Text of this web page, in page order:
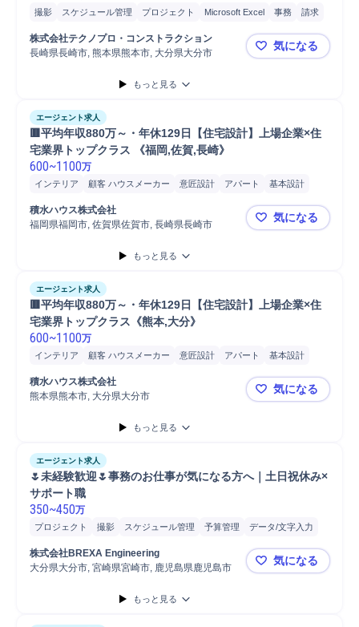
撮影 スケジュール管理 プロジェクト Microsoft Excel 事務
請求
発注
書類作成
株式会社テクノプロ・コンストラクション
長崎県長崎市, 熊本県熊本市, 大分県大分市
🌟未経験歓
気になる
もっと見る
エージェント求人
🟥平均年収880万～・年休129日【住宅設計】上場企業×住
宅業界トップクラス 《福岡,佐賀,長崎》
600~1100万
インテリア 顧客 ハウスメーカー 意匠設計 アパート
基本設計
実施設計
S造設計
アパート意匠設計
S造 戸建意匠設計
積水ハウス株式会社
福岡県福岡市, 佐賀県佐賀市, 長崎県長崎市
🟥平均年収
気になる
もっと見る
エージェント求人
🟥平均年収880万～・年休129日【住宅設計】上場企業×住
宅業界トップクラス《熊本,大分》
600~1100万
インテリア 顧客 ハウスメーカー 意匠設計 アパート
基本設計
実施設計
S造設計
アパート意匠設計
S造 戸建意匠設計
積水ハウス株式会社
熊本県熊本市, 大分県大分市
🟥平均年収
気になる
もっと見る
エージェント求人
🌷未経験歓迎🌷事務のお仕事が気になる方へ｜土日祝休み×
サポート職
350~450万
プロジェクト 撮影 スケジュール管理 予算管理
データ/文字入力
請求
発注
株式会社BREXA Engineering
大分県大分市, 宮崎県宮崎市, 鹿児島県鹿児島市
🌷未経験歓
気になる
もっと見る